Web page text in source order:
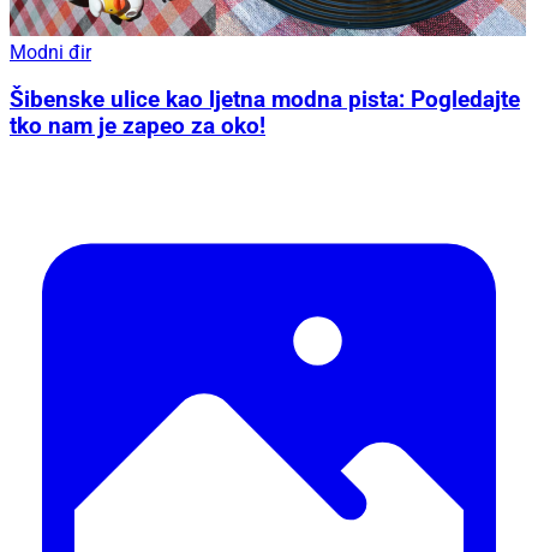
Modni đir
Šibenske ulice kao ljetna modna pista: Pogledajte
tko nam je zapeo za oko!